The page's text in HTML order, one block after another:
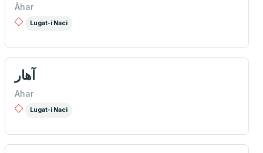
Âhar
Lugat-i Naci
آهار
Ahar
Lugat-i Naci